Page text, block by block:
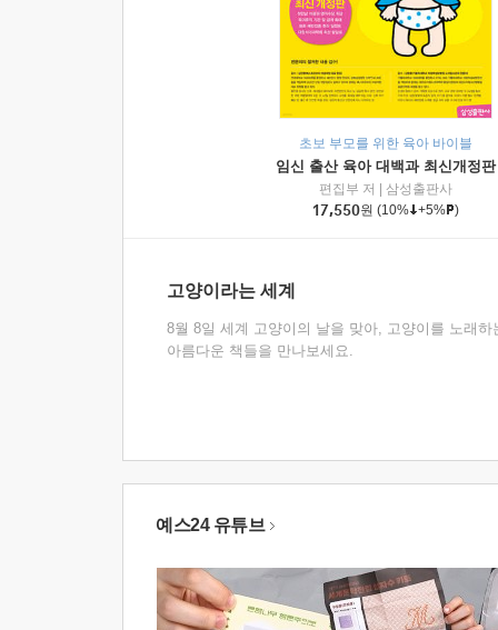
초보 부모를 위한 육아 바이블
임신 출산 육아 대백과 최신개정판
편집부 저
삼성출판사
17,550원 (10% +5% )
고양이라는 세계
8월 8일 세계 고양이의 날을 맞아, 고양이를 노래하
아름다운 책들을 만나보세요.
예스24 유튜브